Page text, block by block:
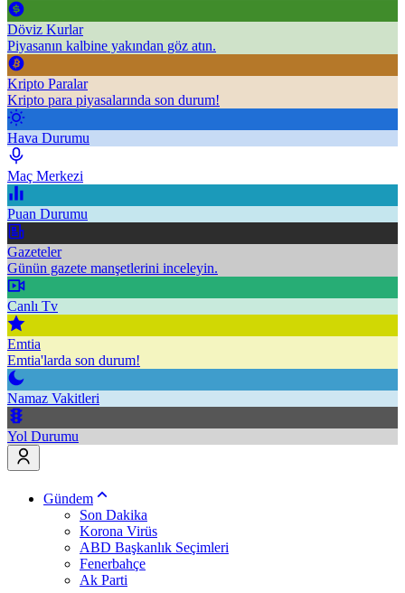
Döviz Kurlar
Piyasanın kalbine yakından göz atın.
Kripto Paralar
Kripto para piyasalarında son durum!
Hava Durumu
Maç Merkezi
Puan Durumu
Gazeteler
Günün gazete manşetlerini inceleyin.
Canlı Tv
Emtia
Emtia'larda son durum!
Namaz Vakitleri
Yol Durumu
Gündem
Son Dakika
Korona Virüs
ABD Başkanlık Seçimleri
Fenerbahçe
Ak Parti